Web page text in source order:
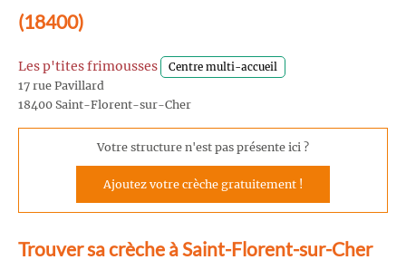
(18400)
Les p'tites frimousses Centre multi-accueil
17 rue Pavillard
18400 Saint-Florent-sur-Cher
Votre structure n'est pas présente ici ?
Ajoutez votre crèche gratuitement !
Trouver sa crèche à Saint-Florent-sur-Cher